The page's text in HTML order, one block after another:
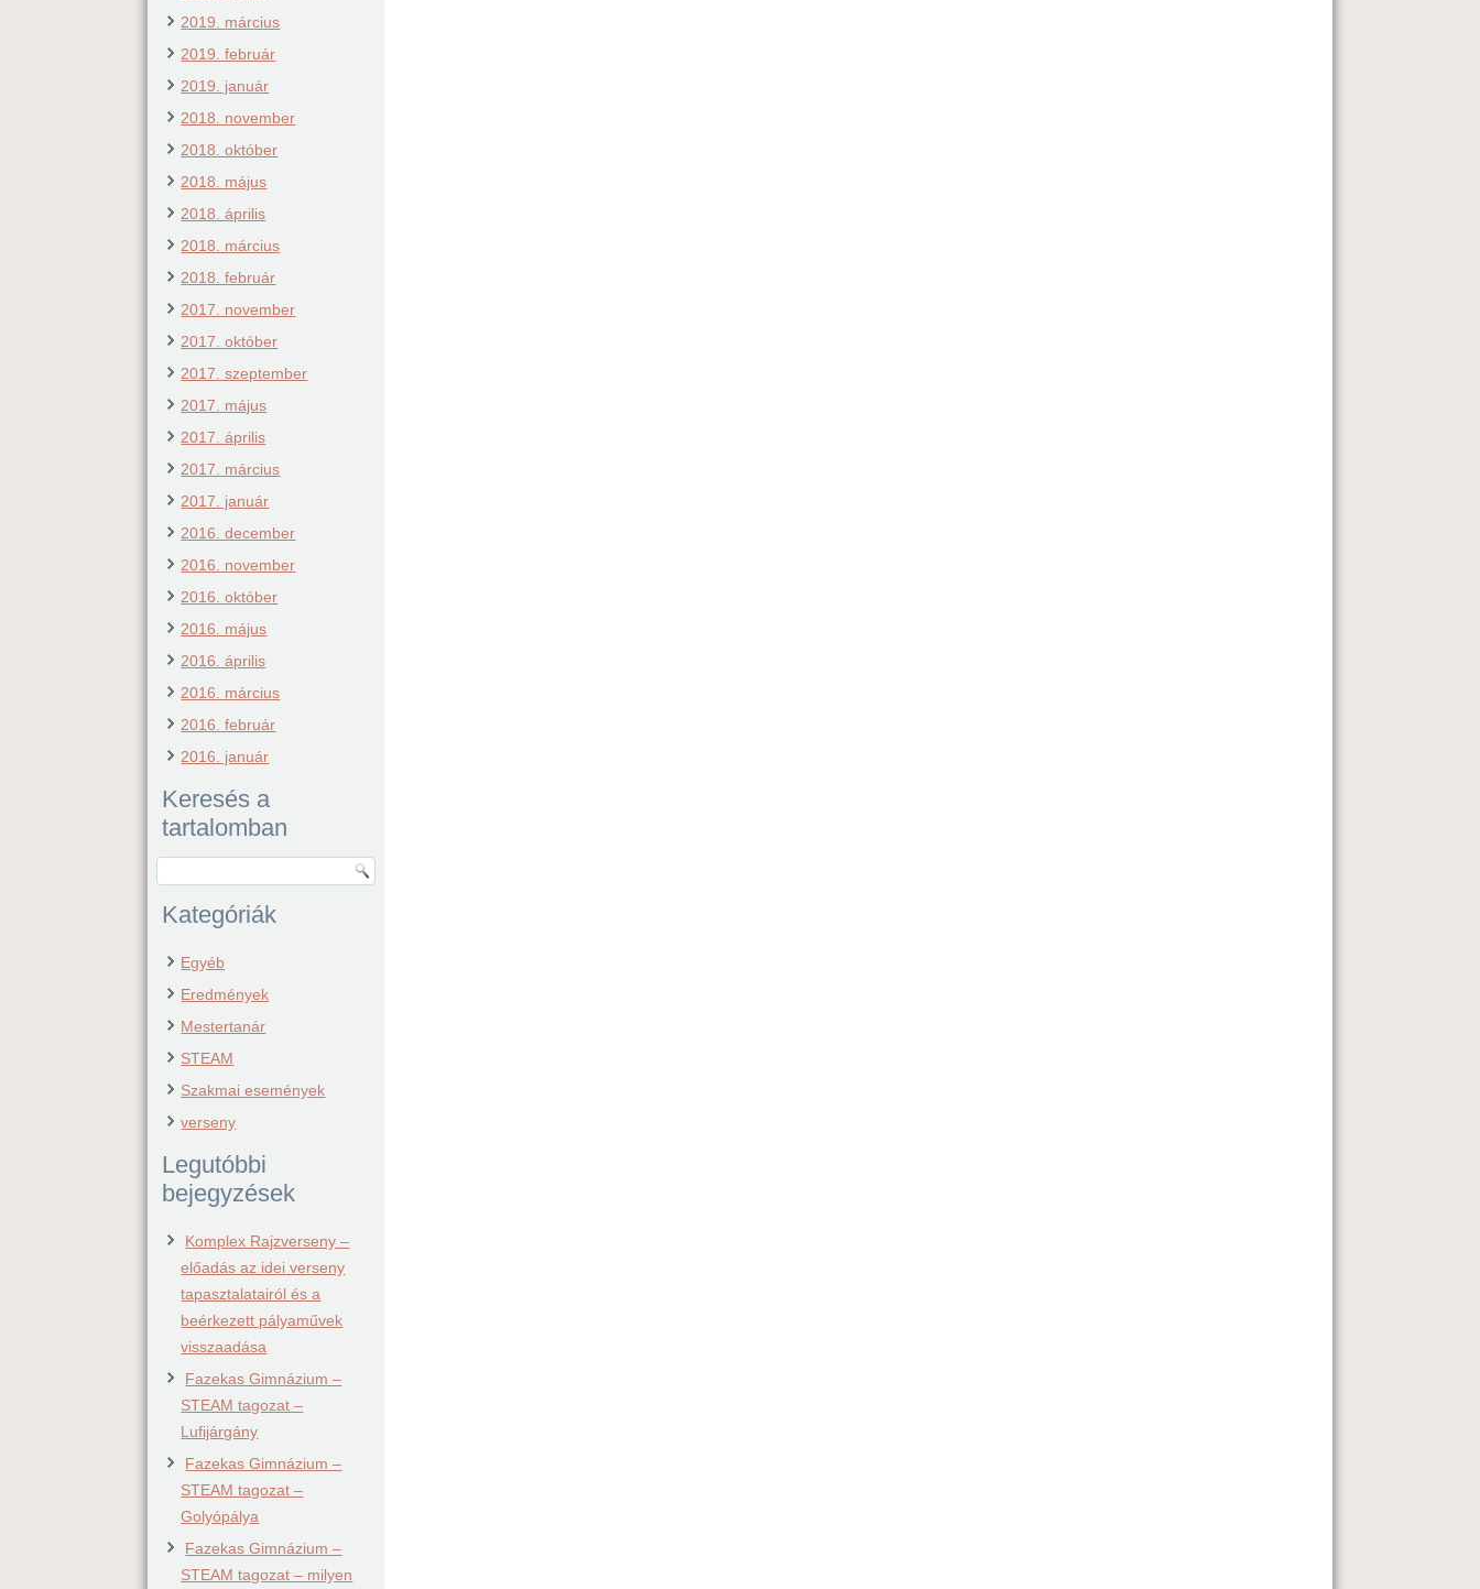
2019. március
2019. február
2019. január
2018. november
2018. október
2018. május
2018. április
2018. március
2018. február
2017. november
2017. október
2017. szeptember
2017. május
2017. április
2017. március
2017. január
2016. december
2016. november
2016. október
2016. május
2016. április
2016. március
2016. február
2016. január
Keresés a
tartalomban
Kategóriák
Egyéb
Eredmények
Mestertanár
STEAM
Szakmai események
verseny
Legutóbbi
bejegyzések
Komplex Rajzverseny –
előadás az idei verseny
tapasztalatairól és a
beérkezett pályaművek
visszaadása
Fazekas Gimnázium –
STEAM tagozat –
Lufijárgány
Fazekas Gimnázium –
STEAM tagozat –
Golyópálya
Fazekas Gimnázium –
STEAM tagozat – milyen